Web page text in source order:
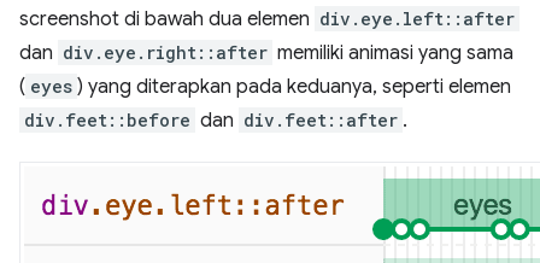
screenshot di bawah dua elemen div.eye.left::after
dan div.eye.right::after memiliki animasi yang sama
( eyes ) yang diterapkan pada keduanya, seperti elemen
div.feet::before dan div.feet::after .